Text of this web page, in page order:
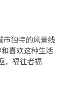
市独特的风景线
喜欢这种生活
，福往者福